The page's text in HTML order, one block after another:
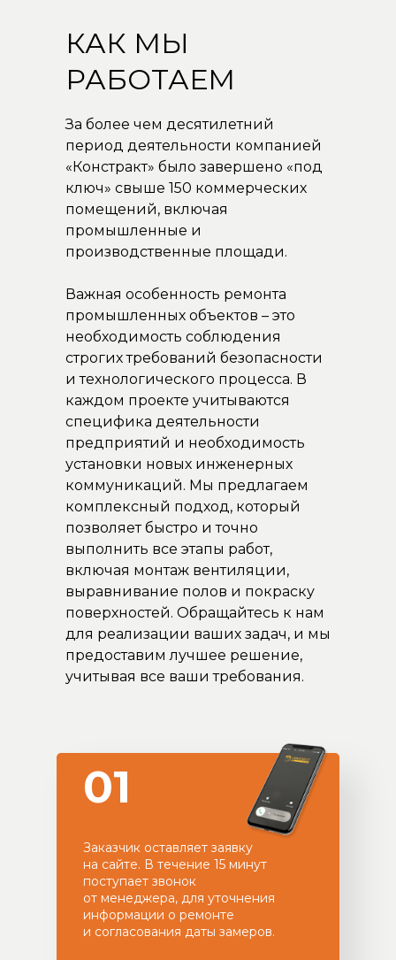
Заказчик оставляет заявку
на сайте. В течение 15 минут
поступает звонок
от менеджера, для уточнения
информации о ремонте
и согласования даты замеров.
01
За более чем десятилетний
период деятельности компанией
«Констракт» было завершено «под
ключ» свыше 150 коммерческих
помещений, включая
промышленные и
производственные площади.
Важная особенность ремонта
промышленных объектов – это
необходимость соблюдения
строгих требований безопасности
и технологического процесса. В
каждом проекте учитываются
специфика деятельности
предприятий и необходимость
установки новых инженерных
коммуникаций. Мы предлагаем
комплексный подход, который
позволяет быстро и точно
выполнить все этапы работ,
включая монтаж вентиляции,
выравнивание полов и покраску
поверхностей. Обращайтесь к нам
для реализации ваших задач, и мы
предоставим лучшее решение,
учитывая все ваши требования.
КАК МЫ
РАБОТАЕМ